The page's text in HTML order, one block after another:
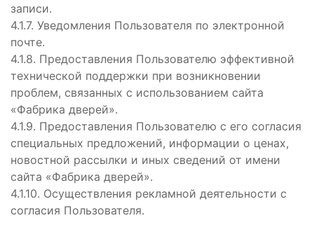
записи.
4.1.7. Уведомления Пользователя по электронной
почте.
4.1.8. Предоставления Пользователю эффективной
технической поддержки при возникновении
проблем, связанных с использованием сайта
«Фабрика дверей».
4.1.9. Предоставления Пользователю с его согласия
специальных предложений, информации о ценах,
новостной рассылки и иных сведений от имени
сайта «Фабрика дверей».
4.1.10. Осуществления рекламной деятельности с
согласия Пользователя.